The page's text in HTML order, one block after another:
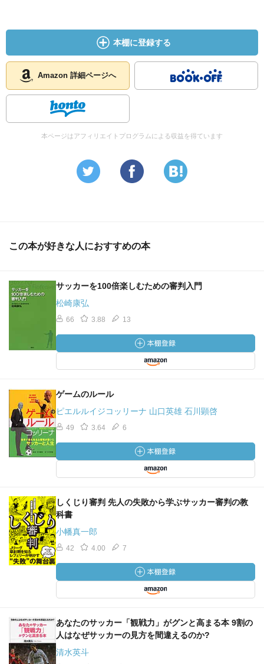
本棚に登録する
Amazon 詳細ページへ
本ページはアフィリエイトプログラムによる収益を得ています
この本が好きな人におすすめの本
サッカーを100倍楽しむための審判入門
松崎康弘
66 3.88 13
ゲームのルール
ピエルルイジコッリーナ 山口英雄 石川顕啓
49 3.64 6
しくじり審判 先人の失敗から学ぶサッカー審判の教
科書
小幡真一郎
42 4.00 7
あなたのサッカー「観戦力」がグンと高まる本 9割の
人はなぜサッカーの見方を間違えるのか?
清水英斗